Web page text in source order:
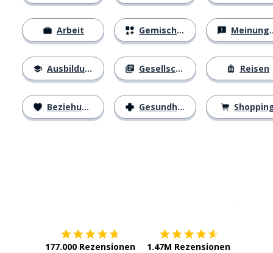
Arbeit
Ausbildung
Beziehungen
Gemischtes
Gesellschaft
Gesundheit
Meinungen
Reisen
177.000 Rezensionen 1.47M Rezensionen